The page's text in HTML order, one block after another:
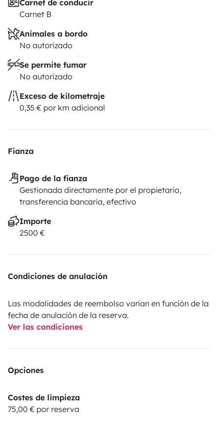
Carnet de conducir
Carnet B
Animales a bordo
No autorizado
Se permite fumar
No autorizado
Exceso de kilometraje
0,35 € por km adicional
Fianza
Pago de la fianza
Gestionada directamente por el propietario,
transferencia bancaria, efectivo
Importe
2500 €
Condiciones de anulación
Las modalidades de reembolso varían en función de la
fecha de anulación de la reserva.
Ver las condiciones
Opciones
Costes de limpieza
75,00 € por reserva